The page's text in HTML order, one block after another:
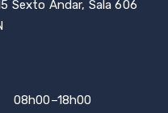
Sexto Andar, Sala 606